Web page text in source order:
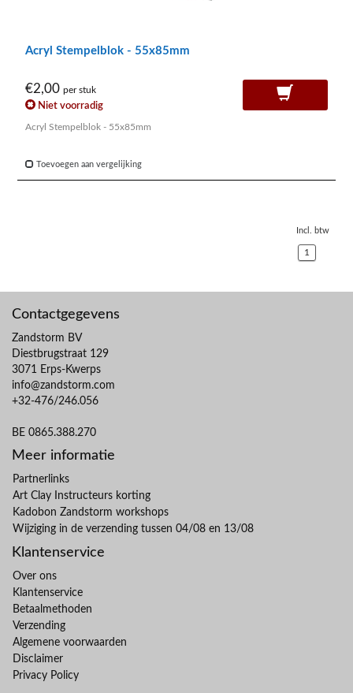
Acryl Stempelblok - 55x85mm
€2,00 per stuk
Niet voorradig
Acryl Stempelblok - 55x85mm
Toevoegen aan vergelijking
Incl. btw
1
Contactgegevens
Zandstorm BV
Diestbrugstraat 129
3071 Erps-Kwerps
info@zandstorm.com
+32-476/246.056
BE 0865.388.270
Meer informatie
Partnerlinks
Art Clay Instructeurs korting
Kadobon Zandstorm workshops
Wijziging in de verzending tussen 04/08 en 13/08
Klantenservice
Over ons
Klantenservice
Betaalmethoden
Verzending
Algemene voorwaarden
Disclaimer
Privacy Policy